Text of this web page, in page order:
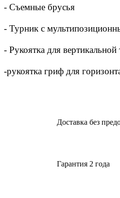
- Съемные брусья
- Турник с
- Рукоятка для вертикальной
-рукоятка гриф для
Доставка без
Гарантия 2 года